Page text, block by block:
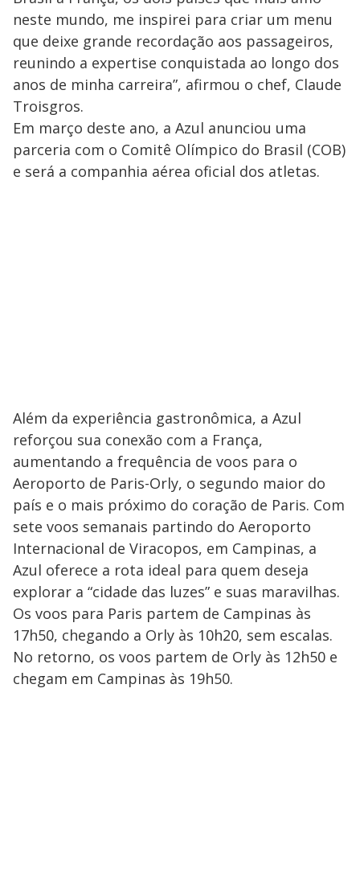
neste mundo, me inspirei para criar um menu
que deixe grande recordação aos passageiros,
reunindo a expertise conquistada ao longo dos
anos de minha carreira”, afirmou o chef, Claude
Troisgros.
Em março deste ano, a Azul anunciou uma
parceria com o Comitê Olímpico do Brasil (COB)
e será a companhia aérea oficial dos atletas.
Além da experiência gastronômica, a Azul
reforçou sua conexão com a França,
aumentando a frequência de voos para o
Aeroporto de Paris-Orly, o segundo maior do
país e o mais próximo do coração de Paris. Com
sete voos semanais partindo do Aeroporto
Internacional de Viracopos, em Campinas, a
Azul oferece a rota ideal para quem deseja
explorar a “cidade das luzes” e suas maravilhas.
Os voos para Paris partem de Campinas às
17h50, chegando a Orly às 10h20, sem escalas.
No retorno, os voos partem de Orly às 12h50 e
chegam em Campinas às 19h50.